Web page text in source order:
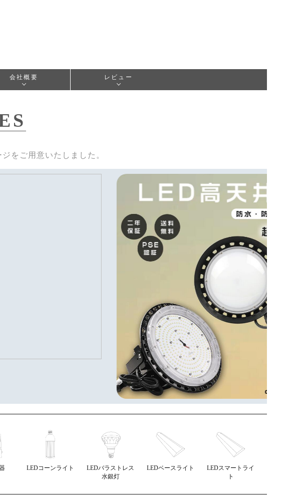
会社概要 レビュー
をご用意いたしました。
LEDコーンライト
LEDバラストレス
水銀灯
LEDベースライト
LEDスマートライ
ト